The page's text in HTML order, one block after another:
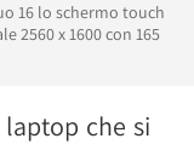
16 lo schermo touch
2560 x 1600 con 165
che si